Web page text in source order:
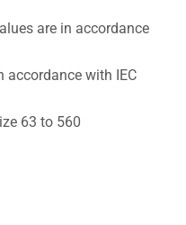
are in accordance
accordance with IEC
63 to 560